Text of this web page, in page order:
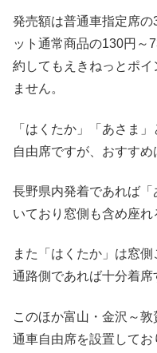
発売額は普通車指定席
ット通常商品の130円～
約してもえきねっとポ
ません。
「はくたか」「あさま
自由席ですが、おすすめ
長野県内発着であれば
いており窓側も含め座れ
また「はくたか」は窓側
通路側であれば十分着席
このほか富山・金沢～
通車自由席を設置して